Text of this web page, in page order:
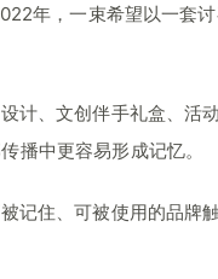
年，一束希望以一套
计、文创伴手礼盒、活
播中更容易形成记忆。
记住、可被使用的品牌